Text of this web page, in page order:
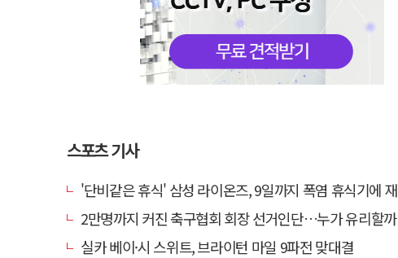
스포츠 기사
'단비같은 휴식' 삼성 라이온즈, 9일까지 폭염 휴식기에 재정비
2만명까지 커진 축구협회 회장 선거인단…누가 유리할까
실카 베이·시 스위트, 브라이턴 마일 9파전 맞대결